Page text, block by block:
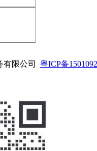
有限公司 粤ICP备